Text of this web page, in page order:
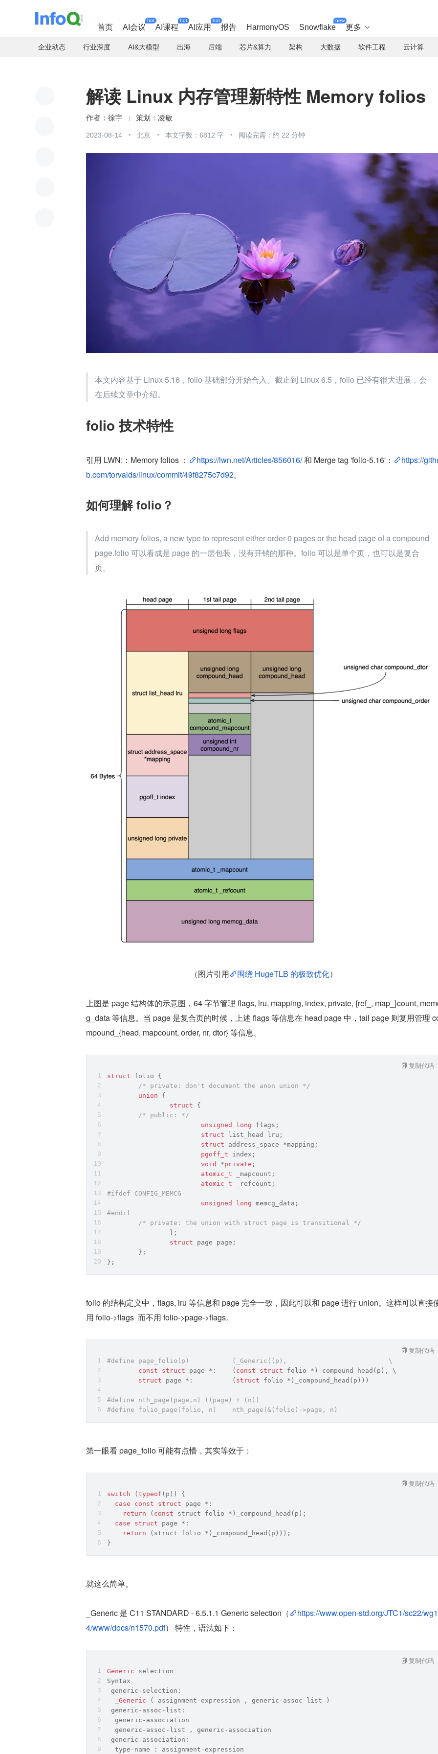
首页 AI会议
hot
AI课程
hot
AI应用
hot
报告 HarmonyOS Snowflake
new
更多 
企业动态 行业深度 AI&大模型 出海 后端 芯片&算力 架构 大数据 软件工程 云计算
解读 Linux 内存管理新特性 Memory folios
徐宇 凌敏
2023-08-14 北京 本文字数：6812 字 阅读完需：约 22 分钟
本文内容基于 Linux 5.16，folio 基础部分开始合入。截止到 Linux 6.5，folio 已经有很大进展，会
在后续文章中介绍。
folio 技术特性
引用 LWN:：Memory folios ： https://lwn.net/Articles/856016/ 和 Merge tag 'folio-5.16'：
https://
b.com/torvalds/linux/commit/49f8275c7d92。
如何理解 folio？
Add memory folios, a new type to represent either order-0 pages or the head page of a compound
page.folio 可以看成是 page 的一层包装，没有开销的那种。folio 可以是单个页，也可以是复合
页。
（图片引用 围绕 HugeTLB 的极致优化）
上图是 page 结构体的示意图，64 字节管理 flags, lru, mapping, index, private, {ref_, map_}count,
g_data 等信息。当 page 是复合页的时候，上述 flags 等信息在 head page 中，tail page 则复用管理
mpound_{head, mapcount, order, nr, dtor} 等信息。
struct folio {
/* private: don't document the anon union */
union {
struct {
/* public: */
unsigned
long flags;
struct list_head lru;
struct address_space *mapping;
pgoff_t index;
void
*private ;
atomic_t _mapcount;
atomic_t _refcount;
#ifdef CONFIG_MEMCG
unsigned
long memcg_data;
#endif
/* private: the union with struct page is transitional */
                };
struct page page;
        };
};
复制代码
folio 的结构定义中，flags, lru 等信息和 page 完全一致，因此可以和 page 进行 union。这样可以直接
用 folio->flags  而不用 folio->page->flags。
#define page_folio(p)           (_Generic((p),                          \
const
struct page *:    ( const struct folio *)_compound_head(p), \
struct page *:          ( struct folio *)_compound_head(p)))
#define nth_page(page,n) ((page) + (n))
#define folio_page(folio, n)    nth_page(&(folio)->page, n)
复制代码
第一眼看 page_folio 可能有点懵，其实等效于：
switch ( typeof (p)) {
case
const struct page *:
return ( const struct folio *)_compound_head(p);
case
struct page *:
return (struct folio *)_compound_head(p)));
}
复制代码
就这么简单。
_Generic 是 C11 STANDARD - 6.5.1.1 Generic selection（
https://www.open-std.org/JTC1/sc22/wg1
4/www/docs/n1570.pdf） 特性，语法如下：
Generic selection
Syntax
generic-selection:
Generic ( assignment-expression , generic-assoc- list )
generic-assoc-list:
  generic-association
  generic-assoc-list , generic-association
generic-association:
type -name : assignment-expression
复制代码